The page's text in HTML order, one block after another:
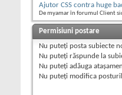
Ajutor CSS contra huge
De myamar în forumul Client
Permisiuni postare
Nu puteţi posta subiecte
Nu puteţi răspunde la
Nu puteţi adăuga
Nu puteţi modifica